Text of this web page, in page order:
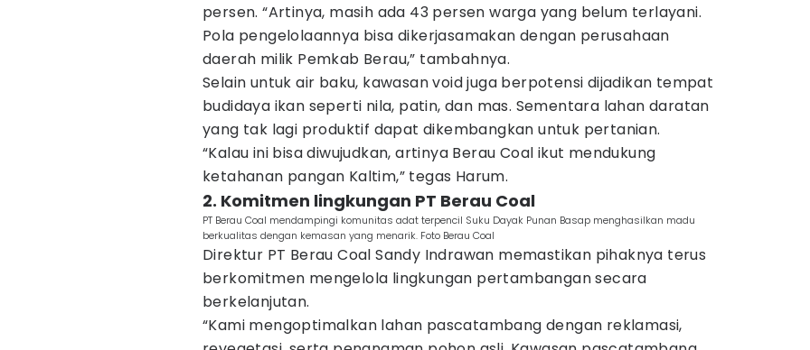
persen. “Artinya, masih ada 43 persen warga yang belum terlayani.
Pola pengelolaannya bisa dikerjasamakan dengan perusahaan
daerah milik Pemkab Berau,” tambahnya.
Selain untuk air baku, kawasan void juga berpotensi dijadikan tempat
budidaya ikan seperti nila, patin, dan mas. Sementara lahan daratan
yang tak lagi produktif dapat dikembangkan untuk pertanian.
“Kalau ini bisa diwujudkan, artinya Berau Coal ikut mendukung
ketahanan pangan Kaltim,” tegas Harum.
2. Komitmen lingkungan PT Berau Coal
PT Berau Coal mendampingi komunitas adat terpencil Suku Dayak Punan Basap menghasilkan madu
berkualitas dengan kemasan yang menarik. Foto Berau Coal
Direktur PT Berau Coal Sandy Indrawan memastikan pihaknya terus
berkomitmen mengelola lingkungan pertambangan secara
berkelanjutan.
“Kami mengoptimalkan lahan pascatambang dengan reklamasi,